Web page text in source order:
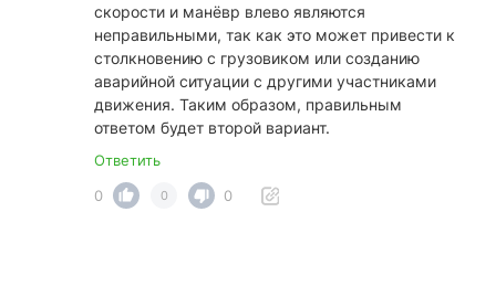
скорости и манёвр влево являются
неправильными, так как это может привести к
столкновению с грузовиком или созданию
аварийной ситуации с другими участниками
движения. Таким образом, правильным
ответом будет второй вариант.
Ответить
0
0 0